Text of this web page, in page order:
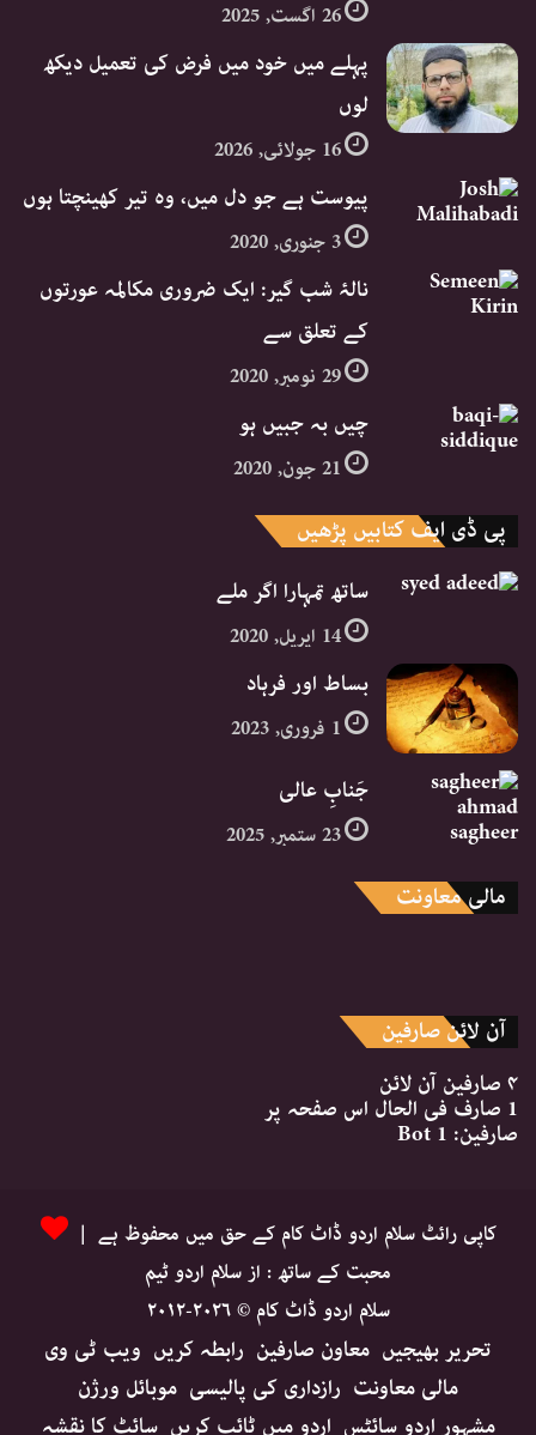
26 اگست, 2025
پہلے میں خود میں فرض کی تعمیل دیکھ
لوں
16 جولائی, 2026
پیوست ہے جو دل میں، وہ تیر کھینچتا ہوں​
3 جنوری, 2020
نالۂ شب گیر: ایک ضروری مکالمہ عورتوں
کے تعلق سے
29 نومبر, 2020
چیں بہ جبیں ہو
21 جون, 2020
پی ڈی ایف کتابیں پڑھیں
ساتھ تمہارا اگر ملے
14 اپریل, 2020
بساط اور فرہاد
1 فروری, 2023
جَنابِ عالی
23 ستمبر, 2025
مالی معاونت
آن لائن صارفین
۴ صارفین
آن لائن
1 صارف فی الحال اس صفحہ پر
صارفین: 1 Bot
کاپی رائٹ سلام اردو ڈاٹ کام کے حق میں محفوظ ہے |
محبت کے ساتھ : از سلام اردو ٹیم
سلام اردو ڈاٹ کام © ۲۰۲۶-۲۰۱۲
تحریر بھیجیں معاون صارفین رابطہ کریں ویب ٹی وی
مالی معاونت رازداری کی پالیسی موبائل ورژن
مشہور اردو سائٹس اردو میں ٹائپ کریں سائٹ کا نقشہ